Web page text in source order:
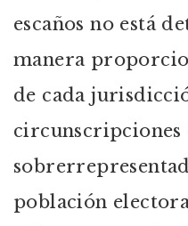
escaños no está
manera
de cada
circunscripciones
población